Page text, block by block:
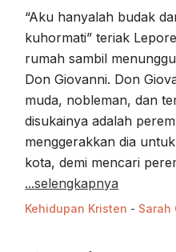
“Aku hanyalah budak
kuhormati” teriak
rumah sambil
Don Giovanni. Don
muda, nobleman, dan
disukainya adalah
menggerakkan dia
kota, demi mencari
...selengkapnya
Kehidupan Kristen - Sarah